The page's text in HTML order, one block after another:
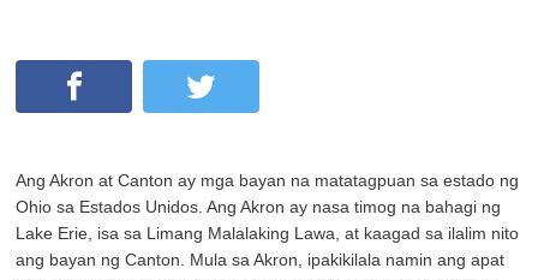
Ang Akron at Canton ay mga bayan na matatagpuan sa estado ng
Ohio sa Estados Unidos. Ang Akron ay nasa timog na bahagi ng
Lake Erie, isa sa Limang Malalaking Lawa, at kaagad sa ilalim nito
ang bayan ng Canton. Mula sa Akron, ipakikilala namin ang apat